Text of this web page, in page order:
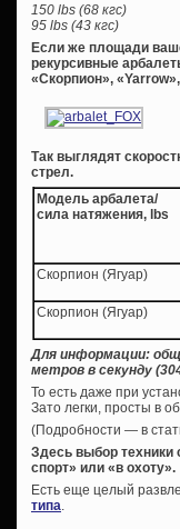
150 lbs (68 кгс)
95 lbs (43 кгс)
Если же площади
рекурсивные
«Скорпион»,
Так выглядят
стрел.
Модель арбалета/
сила натяжения, lbs
Скорпион (Ягуар)
Скорпион (Ягуар)
Для информации:
метров в секунду
То есть даже при
Зато легки, просты в
(Подробности — в
Здесь выбор техники
спорт» или «в охоту».
Есть еще целый
типа